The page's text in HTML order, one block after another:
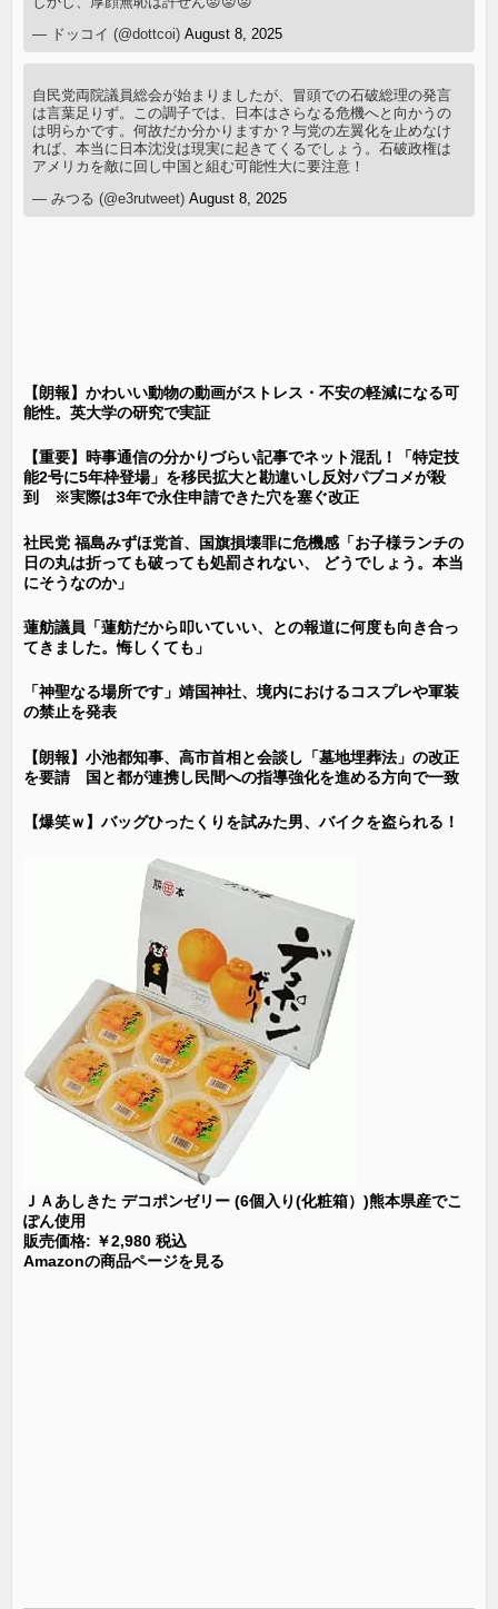
— ドッコイ (@dottcoi)August 8, 2025
自民党両院議員総会が始まりましたが、冒頭での石破総理の発言
は言葉足りず。この調子では、日本はさらなる危機へと向かうの
は明らかです。何故だか分かりますか？与党の左翼化を止めなけ
れば、本当に日本沈没は現実に起きてくるでしょう。石破政権は
アメリカを敵に回し中国と組む可能性大に要注意！
— みつる (@e3rutweet)August 8, 2025
【朗報】かわいい動物の動画がストレス・不安の軽減になる可
能性。英大学の研究で実証
【重要】時事通信の分かりづらい記事でネット混乱！「特定技
能2号に5年枠登場」を移民拡大と勘違いし反対パブコメが殺
到 ※実際は3年で永住申請できた穴を塞ぐ改正
社民党 福島みずほ党首、国旗損壊罪に危機感「お子様ランチの
日の丸は折っても破っても処罰されない、 どうでしょう。本当
にそうなのか」
蓮舫議員「蓮舫だから叩いていい、との報道に何度も向き合っ
てきました。悔しくても」
「神聖なる場所です」靖国神社、境内におけるコスプレや軍装
の禁止を発表
【朗報】小池都知事、高市首相と会談し「墓地埋葬法」の改正
を要請 国と都が連携し民間への指導強化を進める方向で一致
【爆笑ｗ】バッグひったくりを試みた男、バイクを盗られる！
ＪＡあしきた デコポンゼリー (6個入り(化粧箱）)熊本県産でこ
ぽん使用
販売価格: ￥2,980 税込
Amazonの商品ページを見る